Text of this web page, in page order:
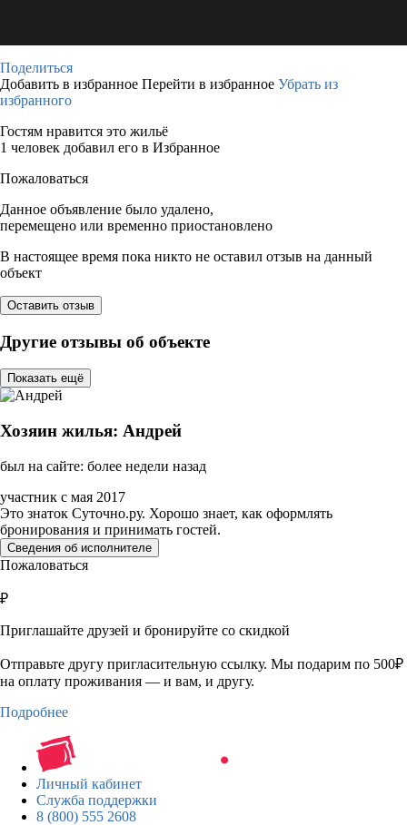
Поделиться
Добавить в избранное Перейти в избранное Убрать из
избранного
Гостям нравится это жильё
1 человек добавил его в Избранное
Пожаловаться
Данное объявление было удалено,
перемещено или временно приостановлено
В настоящее время пока никто не оставил отзыв на данный
объект
Оставить отзыв
Другие отзывы об объекте
Показать ещё
Хозяин жилья: Андрей
был на сайте: более недели назад
участник с мая 2017
Это знаток Суточно.ру. Хорошо знает, как оформлять
бронирования и принимать гостей.
Сведения об исполнителе
Пожаловаться
₽
Приглашайте друзей и бронируйте со скидкой
Отправьте другу пригласительную ссылку. Мы подарим по 500₽
на оплату проживания — и вам, и другу.
Подробнее
Личный кабинет
Служба поддержки
8 (800) 555 2608